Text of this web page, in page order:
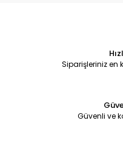
Siparişleriniz en
Güvenli ve